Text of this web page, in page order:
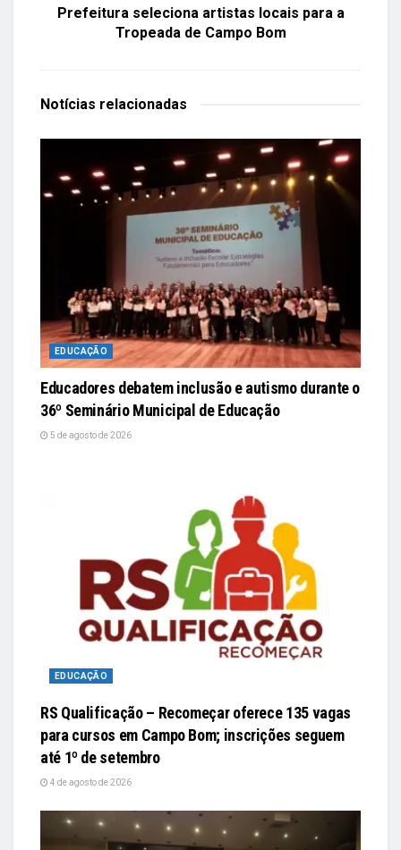
Prefeitura seleciona artistas locais para a
Tropeada de Campo Bom
Notícias relacionadas
EDUCAÇÃO
Educadores debatem inclusão e autismo durante o
36º Seminário Municipal de Educação
5 de agosto de 2026
EDUCAÇÃO
RS Qualificação – Recomeçar oferece 135 vagas
para cursos em Campo Bom; inscrições seguem
até 1º de setembro
4 de agosto de 2026